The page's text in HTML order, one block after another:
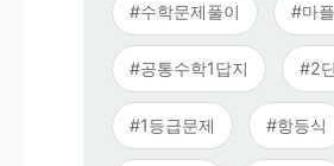
#수학문제풀이 #마
#공통수학1답지 #2
#1등급문제 #항등식